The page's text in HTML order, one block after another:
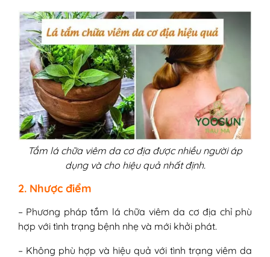
Tắm lá chữa viêm da cơ địa được nhiều người áp
dụng và cho hiệu quả nhất định.
2. Nhược điểm
– Phương pháp tắm lá chữa viêm da cơ địa chỉ phù
hợp với tình trạng bệnh nhẹ và mới khởi phát.
– Không phù hợp và hiệu quả với tình trạng viêm da